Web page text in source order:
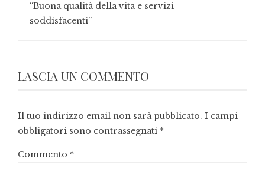
“Buona qualità della vita e servizi
soddisfacenti”
LASCIA UN COMMENTO
Il tuo indirizzo email non sarà pubblicato. I campi
obbligatori sono contrassegnati *
Commento *